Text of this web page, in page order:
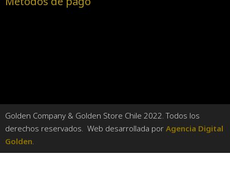
Golden Company & Golden Store Chile 2022. Todos los
derechos reservados. Web desarrollada por Agencia Digital
Golden.